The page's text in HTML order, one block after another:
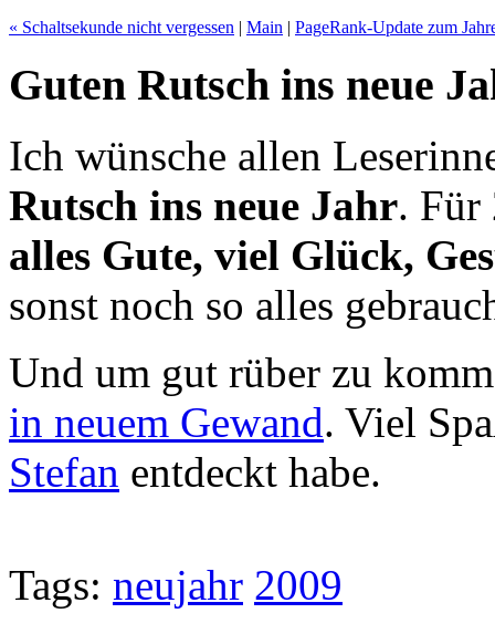
« Schaltsekunde nicht vergessen | Main | PageRank-Update zum
Guten Rutsch ins neue
Ich wünsche allen
Rutsch ins neue Jahr. Für
alles Gute, viel Glück,
sonst noch so alles
Und um gut rüber zu
in neuem Gewand. Viel
Stefan entdeckt habe.
Tags: neujahr 2009